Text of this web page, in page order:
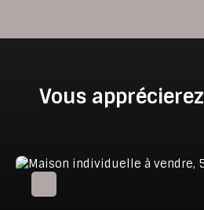
Vous apprécierez